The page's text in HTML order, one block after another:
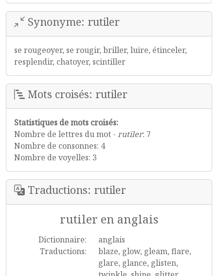
Synonyme: rutiler
se rougeoyer, se rougir, briller, luire, étinceler,
resplendir, chatoyer, scintiller
Mots croisés: rutiler
Statistiques de mots croisés:
Nombre de lettres du mot - rutiler: 7
Nombre de consonnes: 4
Nombre de voyelles: 3
Traductions: rutiler
rutiler en anglais
Dictionnaire:
anglais
Traductions:
blaze, glow, gleam, flare,
glare, glance, glisten,